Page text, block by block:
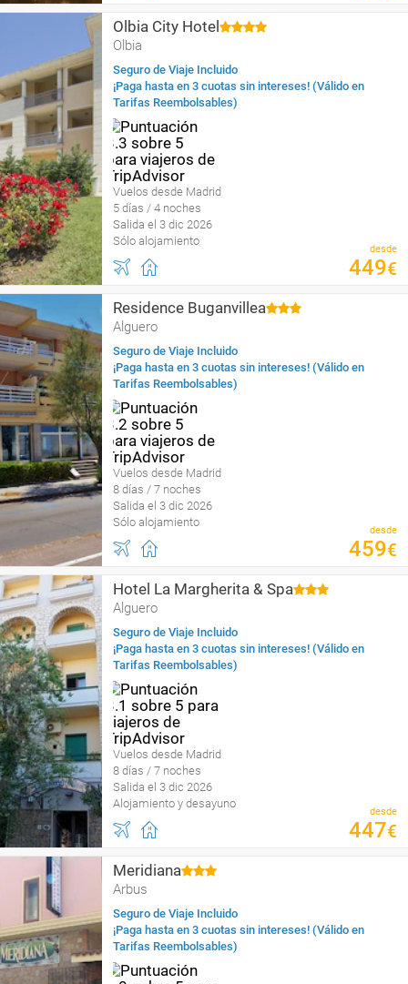
Olbia City Hotel
Olbia
Seguro de Viaje Incluido
¡Paga hasta en 3 cuotas sin intereses! (Válido en
Tarifas Reembolsables)
Vuelos desde Madrid
5 días / 4 noches
Salida el 3 dic 2026
Sólo alojamiento
desde
449€
Residence Buganvillea
Alguero
Seguro de Viaje Incluido
¡Paga hasta en 3 cuotas sin intereses! (Válido en
Tarifas Reembolsables)
Vuelos desde Madrid
8 días / 7 noches
Salida el 3 dic 2026
Sólo alojamiento
desde
459€
Hotel La Margherita & Spa
Alguero
Seguro de Viaje Incluido
¡Paga hasta en 3 cuotas sin intereses! (Válido en
Tarifas Reembolsables)
Vuelos desde Madrid
8 días / 7 noches
Salida el 3 dic 2026
Alojamiento y desayuno
desde
447€
Meridiana
Arbus
Seguro de Viaje Incluido
¡Paga hasta en 3 cuotas sin intereses! (Válido en
Tarifas Reembolsables)